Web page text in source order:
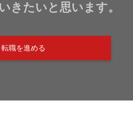
きたいと思います。
転職を進める